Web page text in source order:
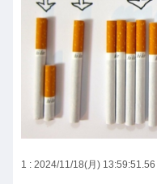
1 : 2024/11/18(月) 13:59:51.56